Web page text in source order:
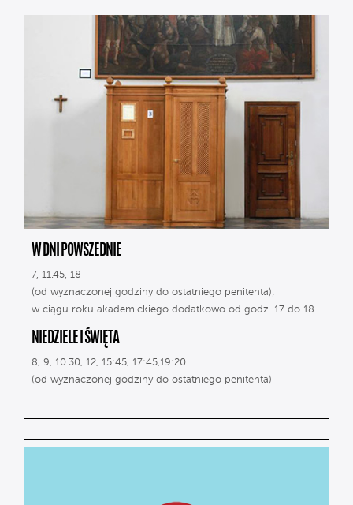
W DNI POWSZEDNIE
7, 11.45, 18
(od wyznaczonej godziny do ostatniego penitenta);
w ciągu roku akademickiego dodatkowo od godz. 17 do 18.
NIEDZIELE I ŚWIĘTA
8, 9, 10.30, 12, 15:45, 17:45,19:20
(od wyznaczonej godziny do ostatniego penitenta)